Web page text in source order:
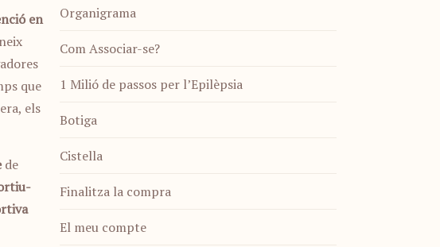
en
que
els
de
Organigrama
Com Associar-se?
1 Milió de passos per l’Epilèpsia
Botiga
Cistella
Finalitza la compra
El meu compte